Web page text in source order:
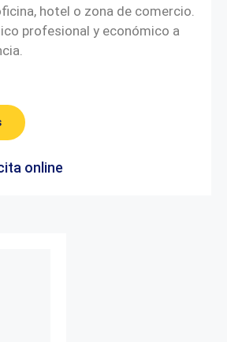
hotel o zona de comercio.
profesional y económico a
online